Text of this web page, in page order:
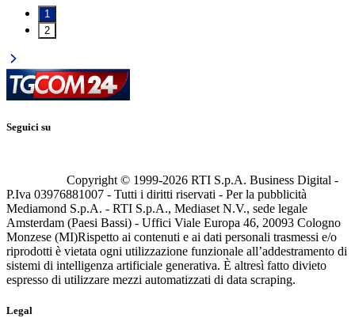
1
2
Seguici su
Copyright © 1999-2026 RTI S.p.A. Business Digital -
P.Iva 03976881007 - Tutti i diritti riservati - Per la pubblicità
Mediamond S.p.A. - RTI S.p.A., Mediaset N.V., sede legale
Amsterdam (Paesi Bassi) - Uffici Viale Europa 46, 20093 Cologno
Monzese (MI)Rispetto ai contenuti e ai dati personali trasmessi e/o
riprodotti è vietata ogni utilizzazione funzionale all’addestramento di
sistemi di intelligenza artificiale generativa. È altresì fatto divieto
espresso di utilizzare mezzi automatizzati di data scraping.
Legal